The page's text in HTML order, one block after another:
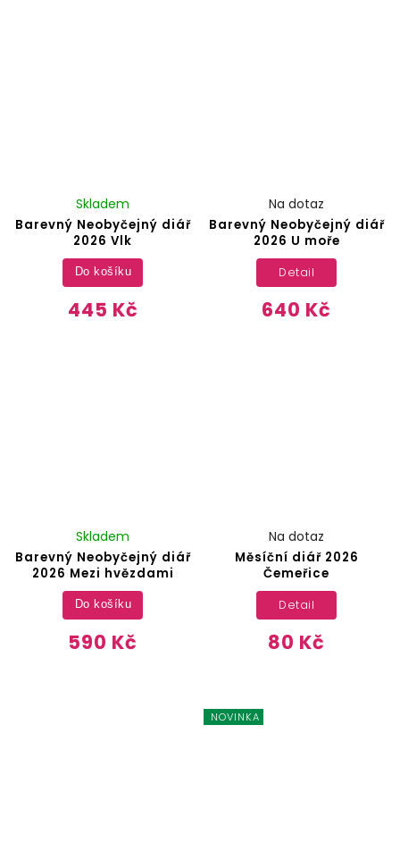
Barevný Neobyčejný diář
2026 Vlk
Skladem
445 Kč
Do košíku
Barevný Neobyčejný diář
2026 U moře
Na dotaz
640 Kč
Detail
Barevný Neobyčejný diář
2026 Mezi hvězdami
Skladem
590 Kč
Do košíku
Měsíční diář 2026
Čemeřice
Na dotaz
80 Kč
Detail
NOVINKA